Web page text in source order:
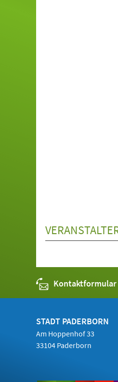
Kontaktformular
STADT PADERBORN
Am Hoppenhof 33
33104 Paderborn